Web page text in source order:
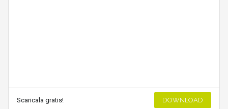
Scaricala gratis! DOWNLOAD